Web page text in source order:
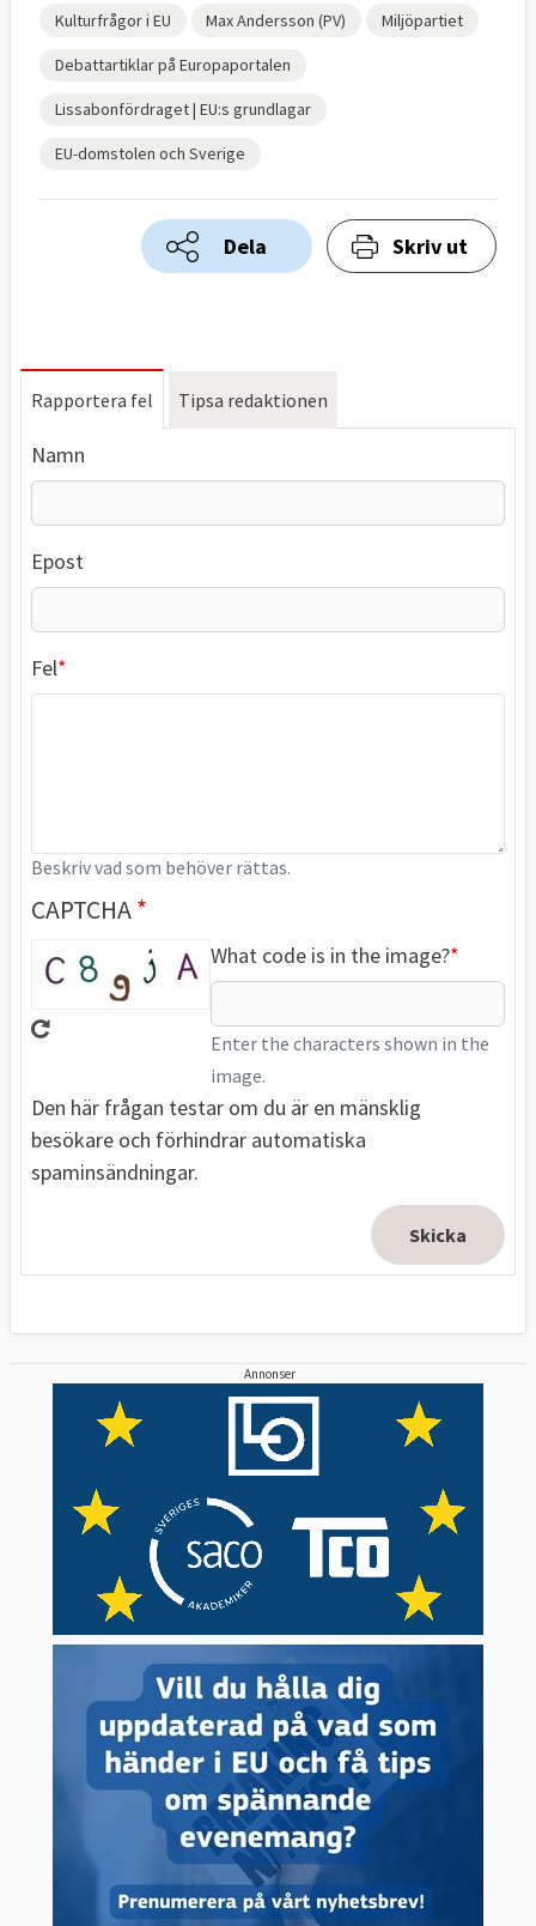
Kulturfrågor i EU Max Andersson (PV) Miljöpartiet
Debattartiklar på Europaportalen
Lissabonfördraget | EU:s grundlagar
EU-domstolen och Sverige
Dela Skriv ut
Rapportera fel Tipsa redaktionen
Namn
Epost
Fel
Beskriv vad som behöver rättas.
CAPTCHA
What code is in the image?
Enter the characters shown in the
image.
Den här frågan testar om du är en mänsklig
besökare och förhindrar automatiska
spaminsändningar.
Annonser